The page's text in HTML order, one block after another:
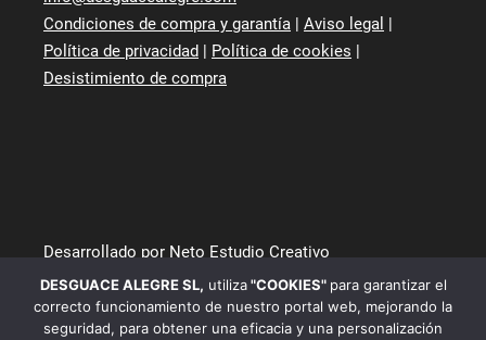
Condiciones de compra y garantía | Aviso legal |
Política de privacidad | Política de cookies |
Desistimiento de compra
Desarrollado por Neto Estudio Creativo
DESGUACE ALEGRE SL, utiliza"COOKIES" para garantizar el
correcto funcionamiento de nuestro portal web, mejorando la
seguridad, para obtener una eficacia y una personalización